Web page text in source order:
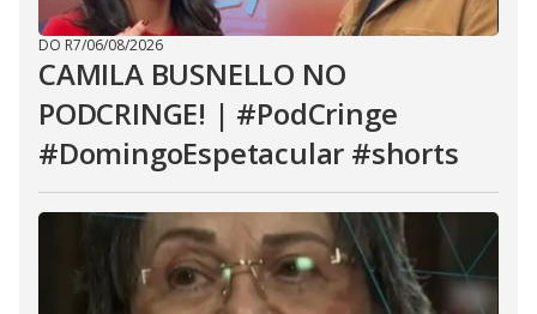
DO R7/06/08/2026
CAMILA BUSNELLO NO
PODCRINGE! | #PodCringe
#DomingoEspetacular #shorts